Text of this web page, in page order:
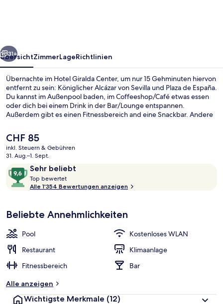
Weiter
31+
ÜbersichtZimmerLageRichtlinien
Übernachte im Hotel Giralda Center, um nur 15 Gehminuten hiervon
entfernt zu sein: Königlicher Alcázar von Sevilla und Plaza de España.
Du kannst im Außenpool baden, im Coffeeshop/Café etwas essen
oder dich bei einem Drink in der Bar/Lounge entspannen.
Außerdem gibt es einen Fitnessbereich and eine Snackbar. Andere
Unterkunft ist nur einen kurzen Fußmarsch von den öffentlichen
Verkehrsmitteln entfernt: Zur U-Bahn läuft man 6 Minuten
(Straßenbahnhaltestelle Prado San Sebastián) bzw. 6 Minuten
(Straßenbahnhaltestelle San Bernardo).
Der
aktuelle
Preis
CHF 85.
CHF 85
inkl. Steuern & Gebühren
31. Aug.–1. Sept.
Bewertungen
Sehr beliebt
9,6
von
10,
beliebt
Top bewertet
o
b
Alle 1'354 Bewertungen anzeigen
Beliebte Annehmlichkeiten
Pool
Kostenloses WLAN
Restaurant
Klimaanlage
Fitnessbereich
Bar
Alle anzeigen
Wichtigste Merkmale (12)